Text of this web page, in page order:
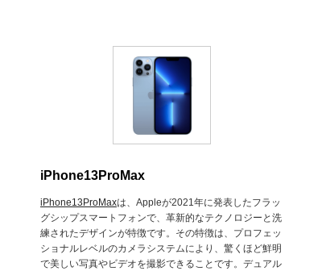
iPhone13ProMax
iPhone13ProMaxは、Appleが2021年に発表したフラッ
グシップスマートフォンで、革新的なテクノロジーと洗
練されたデザインが特徴です。その特徴は、プロフェッ
ショナルレベルのカメラシステムにより、驚くほど鮮明
で美しい写真やビデオを撮影できることです。デュアル